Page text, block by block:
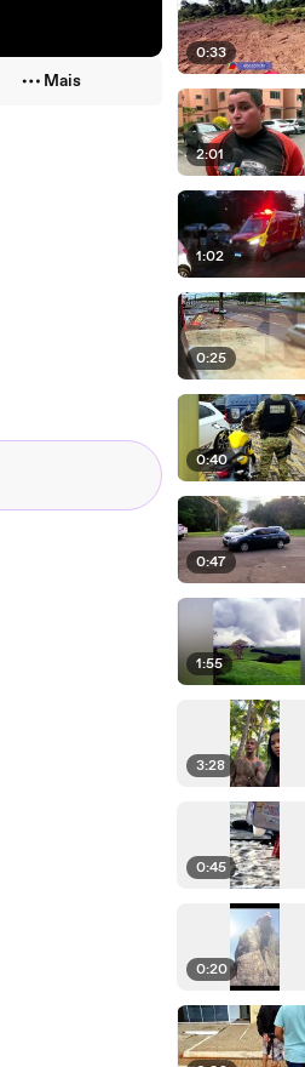
Mais
0:33
2:01
1:02
0:25
0:40
0:47
1:55
3:28
0:45
0:20